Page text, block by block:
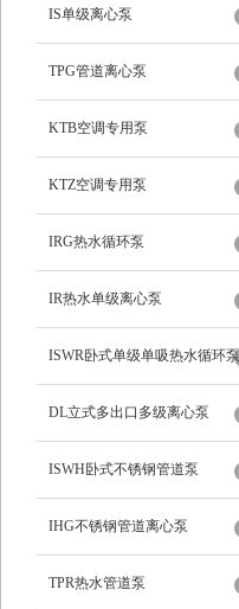
IS单级离心泵
TPG管道离心泵
KTB空调专用泵
KTZ空调专用泵
IRG热水循环泵
IR热水单级离心泵
ISWR卧式单级单吸热水循环泵
DL立式多出口多级离心泵
ISWH卧式不锈钢管道泵
IHG不锈钢管道离心泵
TPR热水管道泵